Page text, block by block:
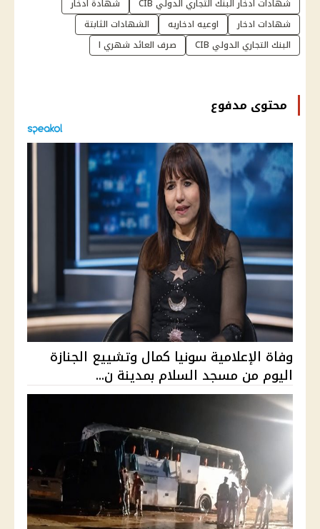
شهادات ادخار البنك التجاري الدولي CIB
شهادة ادخار
شهادات ادخار
اوعيه ادخاريه
الشهادات الثابتة
البنك التجاري الدولي CIB
صرف العائد شهري ا
محتوى مدفوع
وفاة الإعلامية سونيا كمال وتشييع الجنازة
اليوم من مسجد السلام بمدينة ن...